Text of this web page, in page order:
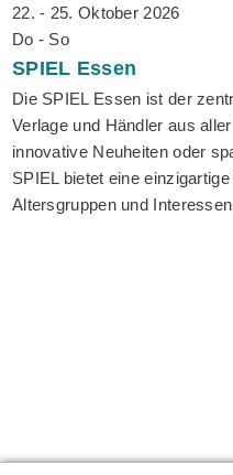
22. - 25. Oktober 2026
Do - So
SPIEL Essen
Die SPIEL Essen ist der
Verlage und Händler aus
innovative Neuheiten oder
SPIEL bietet eine
Altersgruppen und